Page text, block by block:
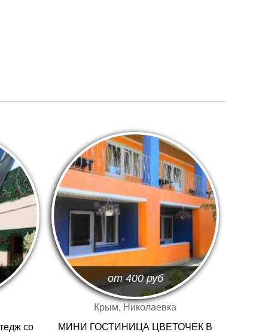
со
от 400руб
Крым, Николаевка
МИНИ ГОСТИНИЦА ЦВЕТОЧЕК В